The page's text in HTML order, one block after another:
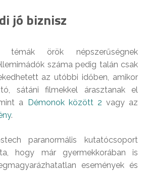
jó biznisz
témák örök népszerűségnek
száma pedig talán csak
az utóbbi időben, amikor
sátáni filmekkel árasztanak el
a
Démonok között 2 vagy az
.
paranormális kutatócsoport
hogy már gyermekkorában is
események és